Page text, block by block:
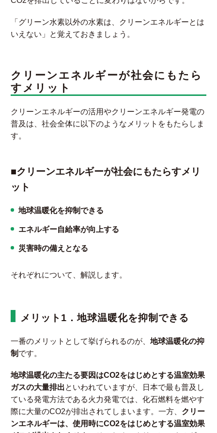
「グリーン水素以外の水素は、クリーンエネルギーとは
いえない」と覚えておきましょう。
クリーンエネルギーが社会にもたら
すメリット
クリーンエネルギーの活用やクリーンエネルギー発電の
普及は、社会全体に以下のようなメリットをもたらしま
す。
■クリーンエネルギーが社会にもたらすメリ
ット
地球温暖化を抑制できる
エネルギー自給率が向上する
災害時の備えとなる
それぞれについて、解説します。
メリット1．地球温暖化を抑制できる
一番のメリットとして挙げられるのが、地球温暖化の抑
制 です。
地球温暖化の主たる要因はCO2をはじめとする温室効果
ガスの大量排出といわれていますが、日本で最も普及し
ている発電方法である火力発電では、化石燃料を燃やす
際に大量のCO2が排出されてしまいます。一方、 クリー
ンエネルギーは、使用時にCO2をはじめとする温室効果